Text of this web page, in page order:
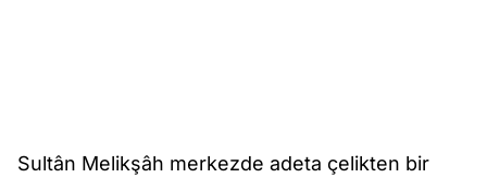
Sultân Melikşâh merkezde adeta çelikten bir